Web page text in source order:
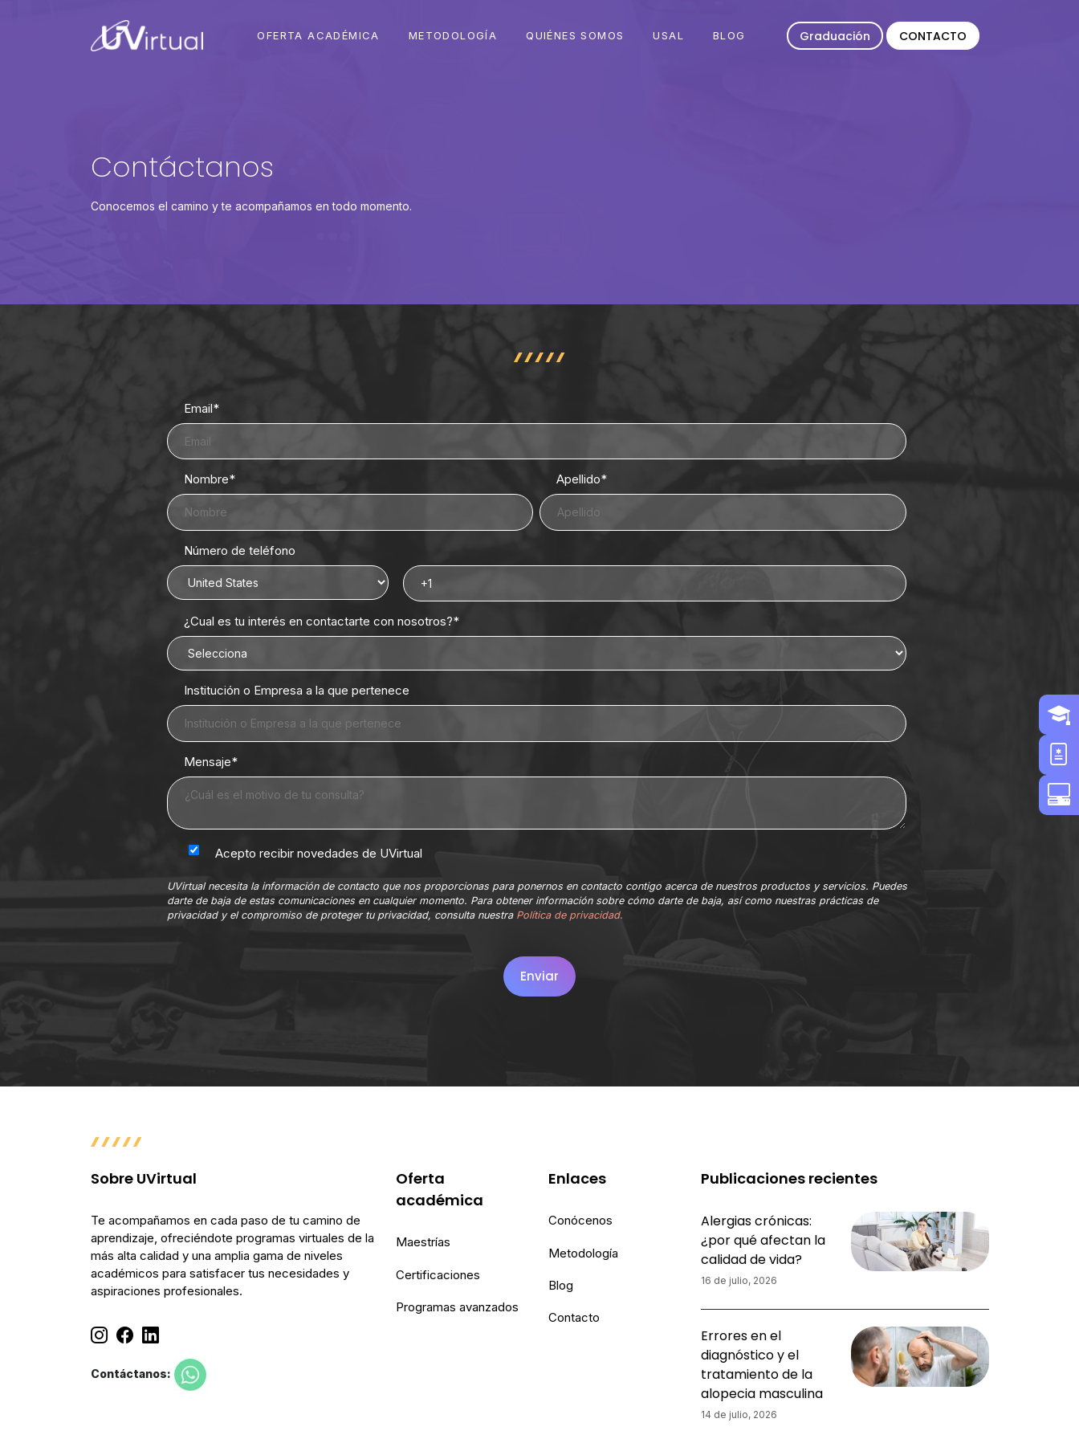
OFERTA ACADÉMICA METODOLOGÍA QUIÉNES SOMOS USAL BLOG Graduación CONTACTO
Contáctanos
Conocemos el camino y te acompañamos en todo momento.
Email*
Nombre* Apellido*
Número de teléfono
¿Cual es tu interés en contactarte con nosotros?*
Institución o Empresa a la que pertenece
Mensaje*
Acepto recibir novedades de UVirtual
UVirtual necesita la información de contacto que nos proporcionas para ponernos en contacto contigo acerca de nuestros productos y servicios. Puedes
darte de baja de estas comunicaciones en cualquier momento. Para obtener información sobre cómo darte de baja, así como nuestras prácticas de
privacidad y el compromiso de proteger tu privacidad, consulta nuestra Política de privacidad.
Sobre UVirtual
Te acompañamos en cada paso de tu camino de
aprendizaje, ofreciéndote programas virtuales de la
más alta calidad y una amplia gama de niveles
académicos para satisfacer tus necesidades y
aspiraciones profesionales.
Contáctanos:
Oferta
académica
Maestrías
Certificaciones
Programas avanzados
Enlaces
Conócenos
Metodología
Blog
Contacto
Publicaciones recientes
Alergias crónicas:
¿por qué afectan la
calidad de vida?
16 de julio, 2026
Errores en el
diagnóstico y el
tratamiento de la
alopecia masculina
14 de julio, 2026